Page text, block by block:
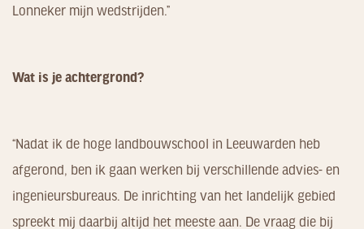
Lonneker mijn wedstrijden.”
Wat is je achtergrond?
“Nadat ik de hoge landbouwschool in Leeuwarden heb
afgerond, ben ik gaan werken bij verschillende advies- en
ingenieursbureaus. De inrichting van het landelijk gebied
spreekt mij daarbij altijd het meeste aan. De vraag die bij